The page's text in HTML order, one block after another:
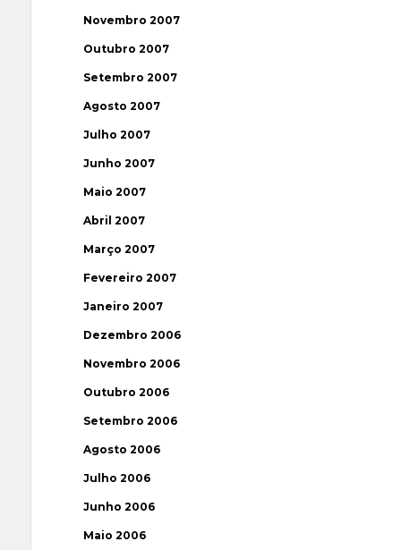
Novembro 2007
Outubro 2007
Setembro 2007
Agosto 2007
Julho 2007
Junho 2007
Maio 2007
Abril 2007
Março 2007
Fevereiro 2007
Janeiro 2007
Dezembro 2006
Novembro 2006
Outubro 2006
Setembro 2006
Agosto 2006
Julho 2006
Junho 2006
Maio 2006